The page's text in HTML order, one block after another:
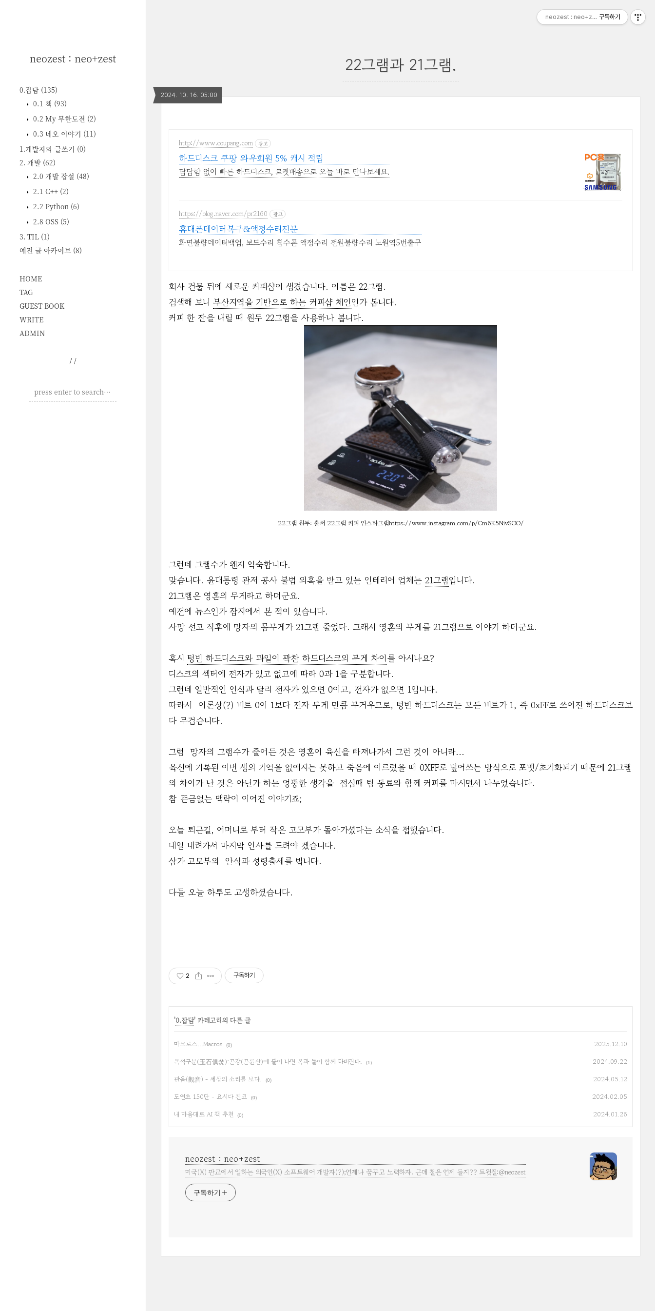
neozest : neo+zest
0.잡담 (135)
0.1 책 (93)
0.2 My 무한도전 (2)
0.3 네오 이야기 (11)
1.개발자와 글쓰기 (0)
2. 개발 (62)
2.0 개발 잡설 (48)
2.1 C++ (2)
2.2 Python (6)
2.8 OSS (5)
3. TIL (1)
예전 글 아카이브 (8)
HOME
TAG
GUEST BOOK
WRITE
ADMIN
/ /
22그램과 21그램.
2024. 10. 16. 05:00
http://www.coupang.com 광고
하드디스크 쿠팡 와우회원 5% 캐시 적립
답답함 없이 빠른 하드디스크, 로켓배송으로 오늘 바로 만나보세요.
https://blog.naver.com/pr2160 광고
휴대폰데이터복구&액정수리전문
화면불량데이터백업, 보드수리 침수폰 액정수리 전원불량수리 노원역5번출구
회사 건물 뒤에 새로운 커피샵이 생겼습니다. 이름은 22그램.
검색해 보니 부산지역을 기반으로 하는 커피샵 체인인가 봅니다.
커피 한 잔을 내릴 때 원두 22그램을 사용하나 봅니다.
22그램 원두: 출처 22그램 커피 인스타그램https://www.instagram.com/p/Cm6K5NivSOO/
그런데 그램수가 왠지 익숙합니다.
맞습니다. 윤대통령 관저 공사 불법 의혹을 받고 있는 인테리어 업체는 21그램입니다.
21그램은 영혼의 무게라고 하더군요.
예전에 뉴스인가 잡지에서 본 적이 있습니다.
사망 선고 직후에 망자의 몸무게가 21그램 줄었다. 그래서 영혼의 무게를 21그램으로 이야기 하더군요.
혹시 텅빈 하드디스크와 파일이 꽉찬 하드디스크의 무게 차이를 아시나요?
디스크의 섹터에 전자가 있고 없고에 따라 0과 1을 구분합니다.
그런데 일반적인 인식과 달리 전자가 있으면 0이고, 전자가 없으면 1입니다.
따라서 이론상(?) 비트 0이 1보다 전자 무게 만큼 무거우므로, 텅빈 하드디스크는 모든 비트가 1, 즉 0xFF로 쓰여진 하드디스크보
다 무겁습니다.
그럼 망자의 그램수가 줄어든 것은 영혼이 육신을 빠져나가서 그런 것이 아니라...
육신에 기록된 이번 생의 기억을 없애지는 못하고 죽음에 이르렀을 때 0XFF로 덮어쓰는 방식으로 포맷/초기화되기 때문에 21그램
의 차이가 난 것은 아닌가 하는 엉뚱한 생각을 점심때 팀 동료와 함께 커피를 마시면서 나누었습니다.
참 뜬금없는 맥락이 이어진 이야기죠;
오늘 퇴근길, 어머니로 부터 작은 고모부가 돌아가셨다는 소식을 접했습니다.
내일 내려가서 마지막 인사를 드려야 겠습니다.
삼가 고모부의 안식과 성령출세를 빕니다.
다들 오늘 하루도 고생하셨습니다.
2 구독하기
'0.잡담' 카테고리의 다른 글
마크로스...Macros (0)
2025.12.10
옥석구분(玉石俱焚):곤강(곤륜산)에 불이 나면 옥과 돌이 함께 타버린다.
(1)
2024.09.22
관음(觀音) - 세상의 소리를 보다.
(0)
2024.05.12
도연초 150단 - 요시다 겐코
(0)
2024.02.05
내 마음대로 AI 책 추천
(0) 2024.01.26
neozest : neo+zest
미국(X) 판교에서 일하는 외국인(X) 소프트웨어 개발자(?);언제나 꿈꾸고 노력하자. 근데 철은 언제 들지?? 트윗질:@neozest
구독하기
neozest : neo+zest구독하기